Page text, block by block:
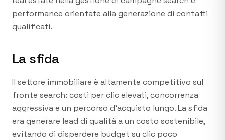
performance orientate alla generazione di contatti
qualificati.
La sfida
Il settore immobiliare è altamente competitivo sul
fronte search: costi per clic elevati, concorrenza
aggressiva e un percorso d'acquisto lungo. La sfida
era generare lead di qualità a un costo sostenibile,
evitando di disperdere budget su clic poco